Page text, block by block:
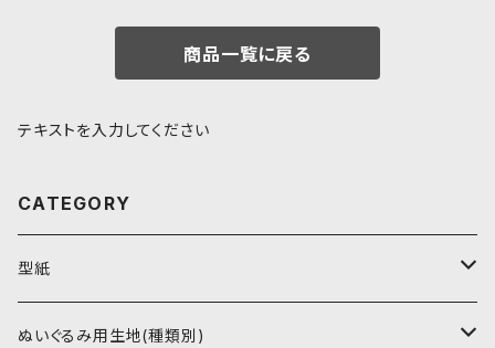
商品一覧に戻る
テキストを入力してください
CATEGORY
型紙
書籍（紙の本）
ぬいぐるみ用生地(種類別)